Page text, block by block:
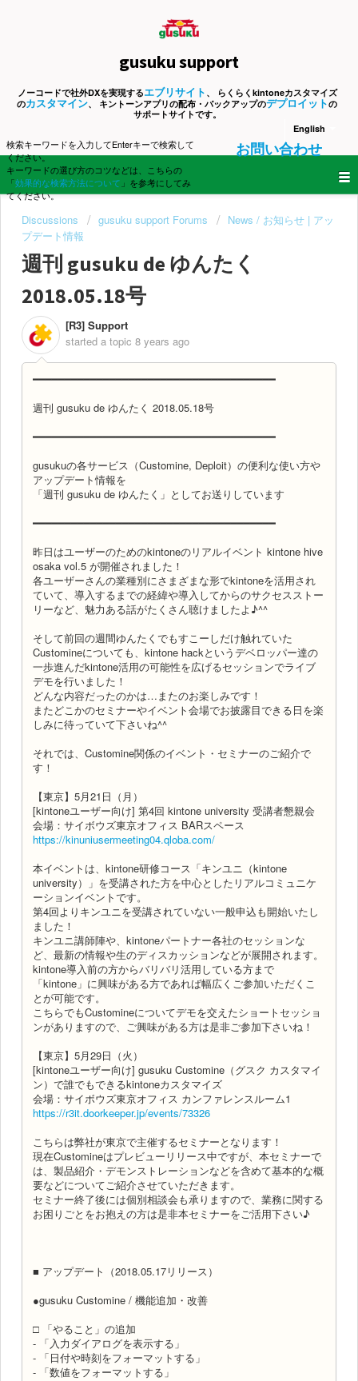
gusuku support
ノーコードで社外DXを実現するエブリサイト 、 らくらくkintoneカスタマイズ
のカスタマイン、 キントーンアプリの配布・バックアップのデプロイットの
サポートサイトです。
English
検索キーワードを入力してEnterキーで検索して
ください。
キーワードの選び方のコツなどは、こちらの
「効果的な検索方法について 」を参考にしてみ
てください。
お問い合わせ
Discussions gusuku support Forums
News / お知らせ | アッ
プデート情報
週刊 gusuku de ゆんたく
2018.05.18号
[R3] Support
started a topic 8 years ago
━━━━━━━━━━━━━━━━━━━━━━━━━━━━━━━━━━━━━━
週刊 gusuku de ゆんたく 2018.05.18号
━━━━━━━━━━━━━━━━━━━━━━━━━━━━━━━━━━━━━━
gusukuの各サービス（Customine, Deploit）の便利な使い方や
アップデート情報を
「週刊 gusuku de ゆんたく」としてお送りしています
━━━━━━━━━━━━━━━━━━━━━━━━━━━━━━━━━━━━━━
昨日はユーザーのためのkintoneのリアルイベント kintone hive
osaka vol.5 が開催されました！
各ユーザーさんの業種別にさまざまな形でkintoneを活用され
ていて、導入するまでの経緯や導入してからのサクセスストー
リーなど、魅力ある話がたくさん聴けましたよ♪^^
そして前回の週間ゆんたくでもすこーしだけ触れていた
Customineについても、kintone hackというデベロッパー達の
一歩進んだkintone活用の可能性を広げるセッションでライブ
デモを行いました！
どんな内容だったのかは…またのお楽しみです！
またどこかのセミナーやイベント会場でお披露目できる日を楽
しみに待っていて下さいね^^
それでは、Customine関係のイベント・セミナーのご紹介で
す！
【東京】5月21日（月）
[kintoneユーザー向け] 第4回 kintone university 受講者懇親会
会場：サイボウズ東京オフィス BARスペース
https://kinuniusermeeting04.qloba.com/
本イベントは、kintone研修コース「キンユニ（kintone
university）」を受講された方を中心としたリアルコミュニケ
ーションイベントです。
第4回よりキンユニを受講されていない一般申込も開始いたし
ました！
キンユニ講師陣や、kintoneパートナー各社のセッションな
ど、最新の情報や生のディスカッションなどが展開されます。
kintone導入前の方からバリバリ活用している方まで
「kintone」に興味がある方であれば幅広くご参加いただくこ
とが可能です。
こちらでもCustomineについてデモを交えたショートセッショ
ンがありますので、ご興味がある方は是非ご参加下さいね！
【東京】5月29日（火）
[kintoneユーザー向け] gusuku Customine（グスク カスタマイ
ン）で誰でもできるkintoneカスタマイズ
会場：サイボウズ東京オフィス カンファレンスルーム1
https://r3it.doorkeeper.jp/events/73326
こちらは弊社が東京で主催するセミナーとなります！
現在Customineはプレビューリリース中ですが、本セミナーで
は、製品紹介・デモンストレーションなどを含めて基本的な概
要などについてご紹介させていただきます。
セミナー終了後には個別相談会も承りますので、業務に関する
お困りごとをお抱えの方は是非本セミナーをご活用下さい♪
■ アップデート（2018.05.17リリース）
●gusuku Customine / 機能追加・改善
□ 「やること」の追加
- 「入力ダイアログを表示する」
- 「日付や時刻をフォーマットする」
- 「数値をフォーマットする」